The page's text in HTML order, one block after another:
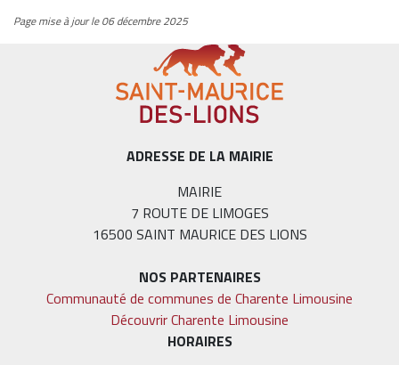
Page mise à jour le 06 décembre 2025
ADRESSE DE LA MAIRIE
MAIRIE
7 ROUTE DE LIMOGES
16500 SAINT MAURICE DES LIONS
NOS PARTENAIRES
Communauté de communes de Charente Limousine
Découvrir Charente Limousine
HORAIRES